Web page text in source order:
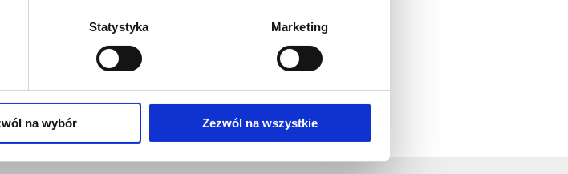
Statystyka Marketing
na wybór Zezwól na wszystkie